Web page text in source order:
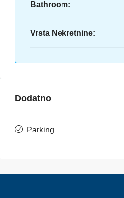
Bathroom:
Vrsta Nekretnine:
Dodatno
Parking